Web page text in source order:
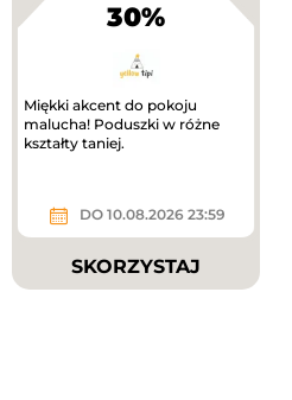
30%
Miękki akcent do pokoju
malucha! Poduszki w różne
kształty taniej.
DO 10.08.2026 23:59
SKORZYSTAJ